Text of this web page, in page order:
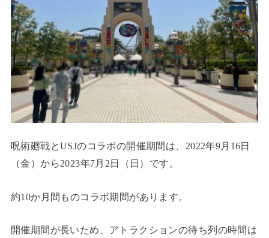
呪術廻戦とUSJのコラボの開催期間は、2022年9月16日
（金）から2023年7月2日（日）です。
約10か月間ものコラボ期間があります。
開催期間が長いため、アトラクションの待ち列の時間は